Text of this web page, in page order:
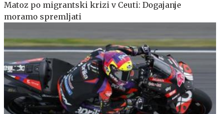
Matoz po migrantski krizi v Ceuti: Dogajanje
moramo spremljati